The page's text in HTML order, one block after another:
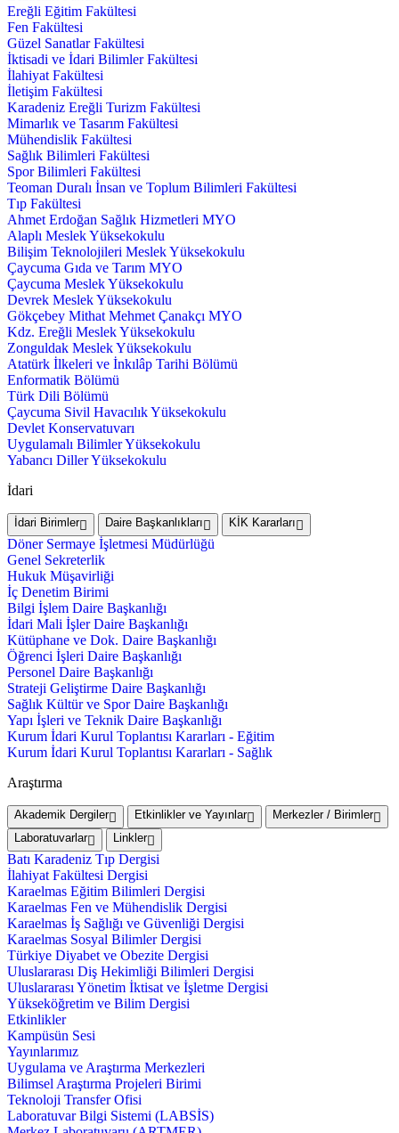
Ereğli Eğitim Fakültesi
Fen Fakültesi
Güzel Sanatlar Fakültesi
İktisadi ve İdari Bilimler Fakültesi
İlahiyat Fakültesi
İletişim Fakültesi
Karadeniz Ereğli Turizm Fakültesi
Mimarlık ve Tasarım Fakültesi
Mühendislik Fakültesi
Sağlık Bilimleri Fakültesi
Spor Bilimleri Fakültesi
Teoman Duralı İnsan ve Toplum Bilimleri Fakültesi
Tıp Fakültesi
Ahmet Erdoğan Sağlık Hizmetleri MYO
Alaplı Meslek Yüksekokulu
Bilişim Teknolojileri Meslek Yüksekokulu
Çaycuma Gıda ve Tarım MYO
Çaycuma Meslek Yüksekokulu
Devrek Meslek Yüksekokulu
Gökçebey Mithat Mehmet Çanakçı MYO
Kdz. Ereğli Meslek Yüksekokulu
Zonguldak Meslek Yüksekokulu
Atatürk İlkeleri ve İnkılâp Tarihi Bölümü
Enformatik Bölümü
Türk Dili Bölümü
Çaycuma Sivil Havacılık Yüksekokulu
Devlet Konservatuvarı
Uygulamalı Bilimler Yüksekokulu
Yabancı Diller Yüksekokulu
İdari
İdari Birimler Daire Başkanlıkları KİK Kararları
Döner Sermaye İşletmesi Müdürlüğü
Genel Sekreterlik
Hukuk Müşavirliği
İç Denetim Birimi
Bilgi İşlem Daire Başkanlığı
İdari Mali İşler Daire Başkanlığı
Kütüphane ve Dok. Daire Başkanlığı
Öğrenci İşleri Daire Başkanlığı
Personel Daire Başkanlığı
Strateji Geliştirme Daire Başkanlığı
Sağlık Kültür ve Spor Daire Başkanlığı
Yapı İşleri ve Teknik Daire Başkanlığı
Kurum İdari Kurul Toplantısı Kararları - Eğitim
Kurum İdari Kurul Toplantısı Kararları - Sağlık
Araştırma
Akademik Dergiler Etkinlikler ve Yayınlar
Merkezler / Birimler
Laboratuvarlar
Linkler
Batı Karadeniz Tıp Dergisi
İlahiyat Fakültesi Dergisi
Karaelmas Eğitim Bilimleri Dergisi
Karaelmas Fen ve Mühendislik Dergisi
Karaelmas İş Sağlığı ve Güvenliği Dergisi
Karaelmas Sosyal Bilimler Dergisi
Türkiye Diyabet ve Obezite Dergisi
Uluslararası Diş Hekimliği Bilimleri Dergisi
Uluslararası Yönetim İktisat ve İşletme Dergisi
Yükseköğretim ve Bilim Dergisi
Etkinlikler
Kampüsün Sesi
Yayınlarımız
Uygulama ve Araştırma Merkezleri
Bilimsel Araştırma Projeleri Birimi
Teknoloji Transfer Ofisi
Laboratuvar Bilgi Sistemi (LABSİS)